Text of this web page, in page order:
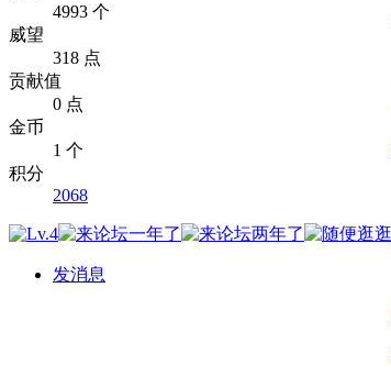
4993 个
威望
318 点
贡献值
0 点
金币
1 个
积分
2068
发消息